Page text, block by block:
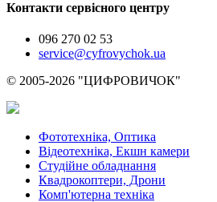
Контакти сервісного центру
096 270 02 53
service@cyfrovychok.ua
© 2005-2026 "ЦИФРОВИЧОК"
Фототехніка, Оптика
Відеотехніка, Екшн камери
Студійне обладнання
Квадрокоптери, Дрони
Комп'ютерна техніка